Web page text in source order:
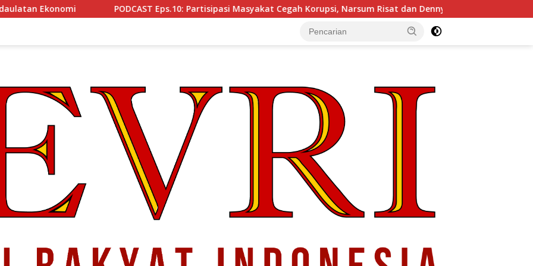
PODCAST Eps.10: Partisipasi Masyakat Cegah Korupsi, Narsum Risat dan Denny Susanto.SH